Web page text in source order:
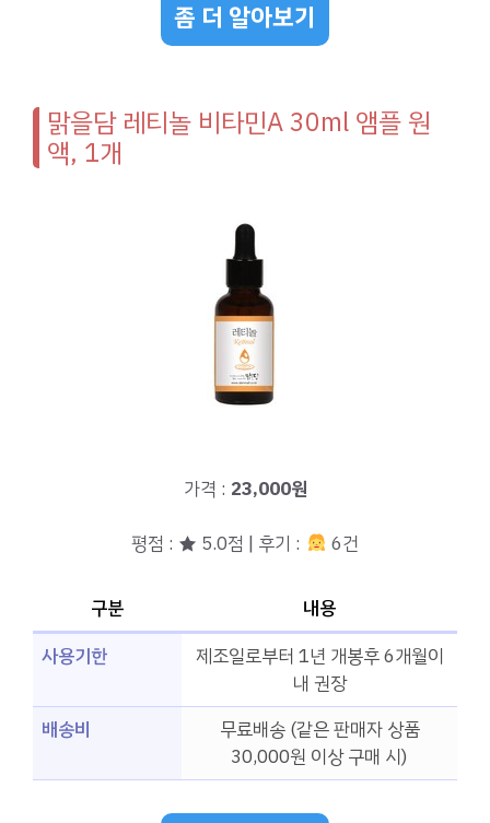
좀 더 알아보기
맑을담 레티놀 비타민A 30ml 앰플 원
액, 1개
가격 : 23,000원
평점 : ★ 5.0점 | 후기 : 6건
구분
내용
사용기한
제조일로부터 1년 개봉후 6개월이
내 권장
배송비
무료배송 (같은 판매자 상품
30,000원 이상 구매 시)